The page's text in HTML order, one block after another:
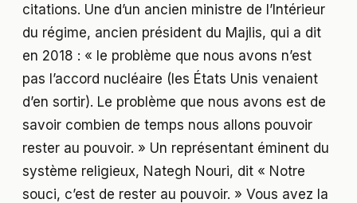
citations. Une d’un ancien ministre de l’Intérieur
du régime, ancien président du Majlis, qui a dit
en 2018 : « le problème que nous avons n’est
pas l’accord nucléaire (les États Unis venaient
d’en sortir). Le problème que nous avons est de
savoir combien de temps nous allons pouvoir
rester au pouvoir. » Un représentant éminent du
système religieux, Nategh Nouri, dit « Notre
souci, c’est de rester au pouvoir. » Vous avez la